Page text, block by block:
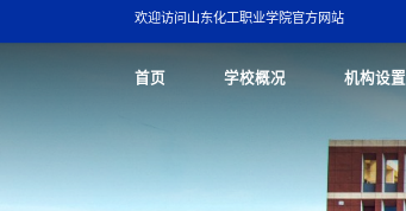
欢迎访问山东化工职业学院官方网站
首页 学校概况 机构设置